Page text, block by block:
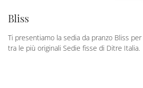
Bliss
Ti presentiamo la sedia da pranzo Bliss
tra le più originali Sedie fisse di Ditre Italia.